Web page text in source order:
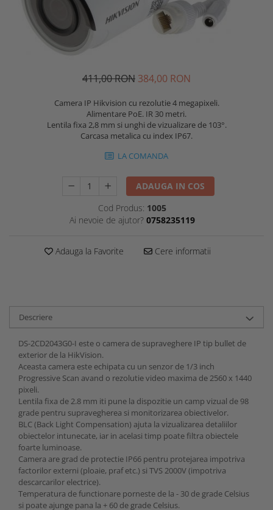
411,00 RON 384,00 RON
Camera IP Hikvision cu rezolutie 4 megapixeli.
Alimentare PoE. IR 30 metri.
Lentila fixa 2,8 mm si unghi de vizualizare de 103°.
Carcasa metalica cu index IP67.
LA COMANDA
ADAUGA IN COS
Cod Produs: 1005
Ai nevoie de ajutor? 0758235119
Adauga la Favorite Cere informatii
Descriere
DS-2CD2043G0-I este o camera de supraveghere IP tip bullet de
exterior de la HikVision.
Aceasta camera este echipata cu un senzor de 1/3 inch
Progressive Scan avand o rezolutie video maxima de 2560 x 1440
pixeli.
Lentila fixa de 2.8 mm iti pune la dispozitie un camp vizual de 98
grade pentru supravegherea si monitorizarea obiectivelor.
BLC (Back Light Compensation) ajuta la vizualizarea detaliilor
obiectelor intunecate, iar in acelasi timp poate filtra obiectele
foarte luminoase.
Camera are grad de protectie IP66 pentru protejarea impotriva
factorilor externi (ploaie, praf etc.) si TVS 2000V (impotriva
descarcarilor electrice).
Temperatura de functionare porneste de la - 30 de grade Celsius
si poate ajunge pana la + 60 de grade Celsius.